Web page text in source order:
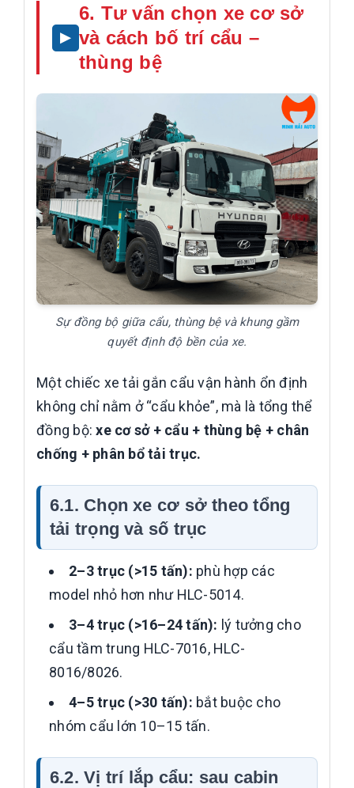
6. Tư vấn chọn xe cơ sở
và cách bố trí cẩu –
thùng bệ
Sự đồng bộ giữa cẩu, thùng bệ và khung gầm
quyết định độ bền của xe.
Một chiếc xe tải gắn cẩu vận hành ổn định
không chỉ nằm ở “cẩu khỏe”, mà là tổng thể
đồng bộ:xe cơ sở + cẩu + thùng bệ + chân
chống + phân bổ tải trục.
6.1. Chọn xe cơ sở theo tổng
tải trọng và số trục
2–3 trục (>15 tấn): phù hợp các
model nhỏ hơn như HLC-5014.
3–4 trục (>16–24 tấn): lý tưởng cho
cẩu tầm trung HLC-7016, HLC-
8016/8026.
4–5 trục (>30 tấn): bắt buộc cho
nhóm cẩu lớn 10–15 tấn.
6.2. Vị trí lắp cẩu: sau cabin